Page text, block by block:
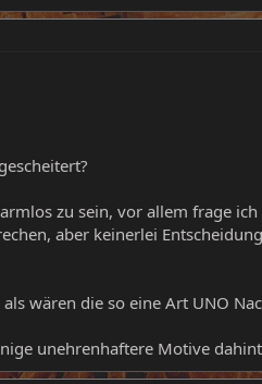
zu sein, vor allem frage
aber keinerlei
wären die so eine Art UNO
unehrenhaftere Motive